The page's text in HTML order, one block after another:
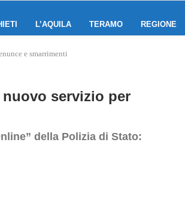
L’AQUILA TERAMO REGIONE
e smarrimenti
servizio per
della Polizia di Stato: